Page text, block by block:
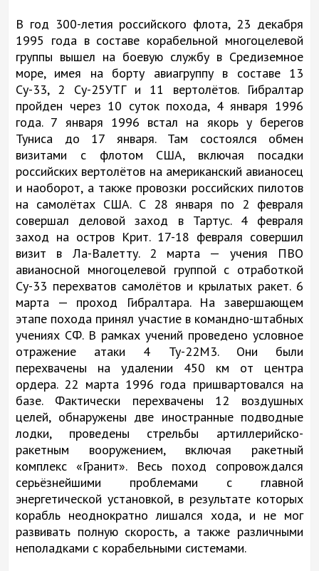
В год 300-летия российского флота, 23 декабря
1995 года в составе корабельной многоцелевой
группы вышел на боевую службу в Средиземное
море, имея на борту авиагруппу в составе 13
Су-33, 2 Су-25УТГ и 11 вертолётов. Гибралтар
пройден через 10 суток похода, 4 января 1996
года. 7 января 1996 встал на якорь у берегов
Туниса до 17 января. Там состоялся обмен
визитами с флотом США, включая посадки
российских вертолётов на американский авианосец
и наоборот, а также провозки российских пилотов
на самолётах США. С 28 января по 2 февраля
совершал деловой заход в Тартус. 4 февраля
заход на остров Крит. 17-18 февраля совершил
визит в Ла-Валетту. 2 марта — учения ПВО
авианосной многоцелевой группой с отработкой
Су-33 перехватов самолётов и крылатых ракет. 6
марта — проход Гибралтара. На завершающем
этапе похода принял участие в командно-штабных
учениях СФ. В рамках учений проведено условное
отражение атаки 4 Ту-22М3. Они были
перехвачены на удалении 450 км от центра
ордера. 22 марта 1996 года пришвартовался на
базе. Фактически перехвачены 12 воздушных
целей, обнаружены две иностранные подводные
лодки, проведены стрельбы артиллерийско-
ракетным вооружением, включая ракетный
комплекс «Гранит». Весь поход сопровождался
серьёзнейшими проблемами с главной
энергетической установкой, в результате которых
корабль неоднократно лишался хода, и не мог
развивать полную скорость, а также различными
неполадками с корабельными системами.